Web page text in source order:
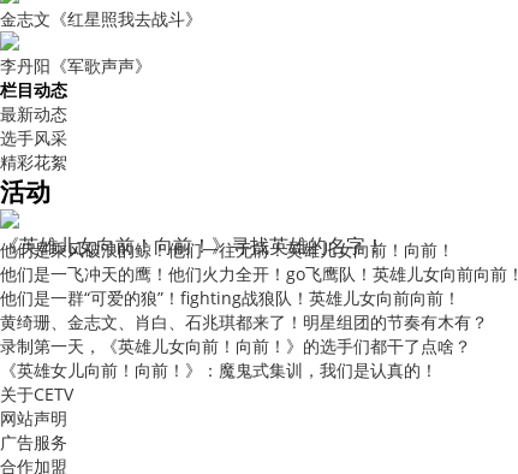
金志文《红星照我去战斗》
李丹阳《军歌声声》
栏目动态
最新动态
选手风采
精彩花絮
活动
《英雄儿女向前！向前！》寻找英雄的名字！
他们是乘风破浪的鲸！他们一往无前！英雄儿女向前！向前！
他们是一飞冲天的鹰！他们火力全开！go飞鹰队！英雄儿女向前向前！
他们是一群“可爱的狼”！fighting战狼队！英雄儿女向前向前！
黄绮珊、金志文、肖白、石兆琪都来了！明星组团的节奏有木有？
录制第一天，《英雄儿女向前！向前！》的选手们都干了点啥？
《英雄女儿向前！向前！》：魔鬼式集训，我们是认真的！
关于CETV
网站声明
广告服务
合作加盟